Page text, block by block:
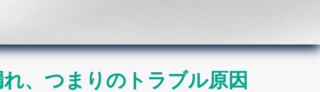
、つまりのトラブル原因